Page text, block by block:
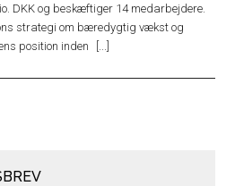
DKK og beskæftiger 14 medarbejdere.
strategi om bæredygtig vækst og
position inden